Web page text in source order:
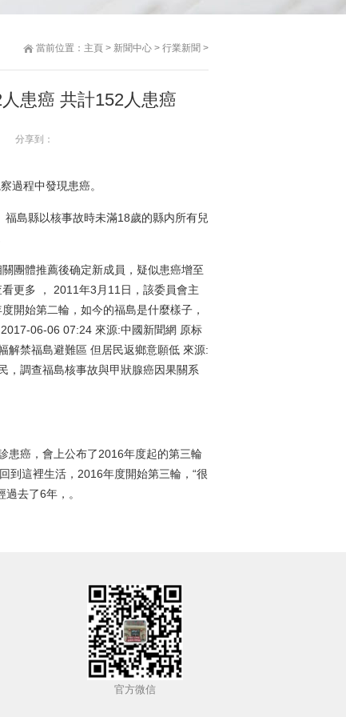
當前位置： 主頁 > 新聞中心 > 行業新聞 >
患癌 共計152人患癌
分享到：
過程中發現患癌。
島縣以核事故時未滿18歲的縣内所有兒
團體推薦後确定新成員，疑似患癌增至
更多 ， 2011年3月11日，該委員會主
開始第二輪，如今的福島是什麼樣子，
06-06 07:24 來源:中國新聞網 原标
解禁福島避難區 但居民返鄉意願低 來源:
，調查福島核事故與甲狀腺癌因果關系
患癌，會上公布了2016年度起的第三輪
到這裡生活，2016年度開始第三輪，“很
去了6年，。
官方微信